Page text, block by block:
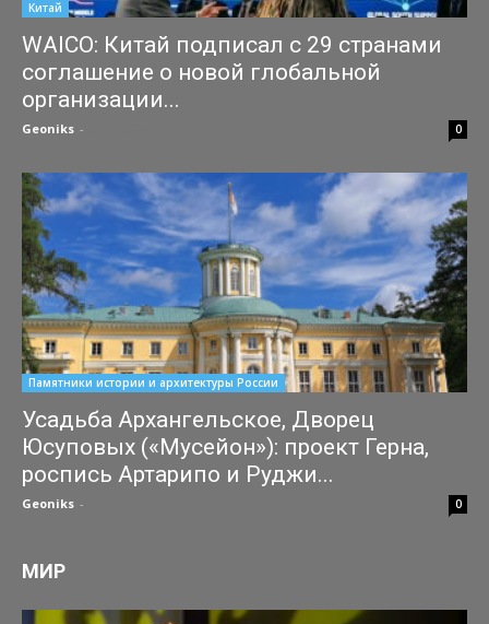
Китай
WAICO: Китай подписал с 29 странами
соглашение о новой глобальной
организации...
Geoniks - 0
Памятники истории и архитектуры России
Усадьба Архангельское, Дворец
Юсуповых («Мусейон»): проект Герна,
роспись Артарипо и Руджи...
Geoniks - 0
МИР